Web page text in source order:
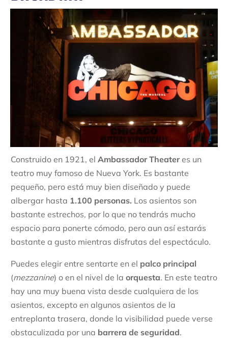
Construido en 1921, el Ambassador Theateres un
teatro muy famoso de Nueva York. Es bastante
pequeño, pero está muy bien diseñado y puede
albergar hasta 1.100 personas. Los asientos son
bastante estrechos, por lo que no tendrás mucho
espacio para ponerte cómodo, pero aun así estarás
bastante a gusto mientras disfrutas del espectáculo.
Puedes elegir entre sentarte en el palco principal
(mezzanine) o en el nivel de la orquesta. En este teatro
hay una muy buena vista desde cualquiera de los
asientos, excepto en algunos asientos de la
entreplanta trasera, donde la visibilidad puede verse
obstaculizada por una barrera de seguridad.